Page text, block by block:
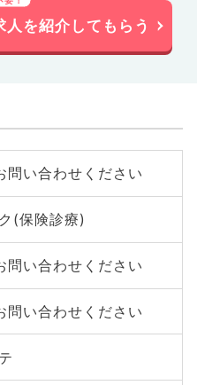
を紹介してもらう
問い合わせください
(保険診療)
問い合わせください
問い合わせください